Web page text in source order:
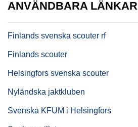
ANVÄNDBARA LÄNKAR
Finlands svenska scouter rf
Finlands scouter
Helsingfors svenska scouter
Nyländska jaktkluben
Svenska KFUM i Helsingfors